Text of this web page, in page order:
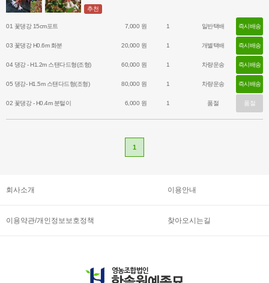
- 생울타리에 최적의 품종이다.
추천
01 꽃댕강 15cm포트 7,000 원 1 일반택배 즉시배송
03 꽃댕강 H0.6m 화분 20,000 원 1 개별택배 즉시배송
04 댕강 - H1.2m 스탠다드형(조형) 60,000 원 1 차량운송 즉시배송
05 댕강- H1.5m 스탠다드형(조형) 80,000 원 1 차량운송 즉시배송
02 꽃댕강 - H0.4m 분털이 6,000 원 1 품절 품절
1
회사소개 이용안내
이용약관/개인정보보호정책 찾아오시는길